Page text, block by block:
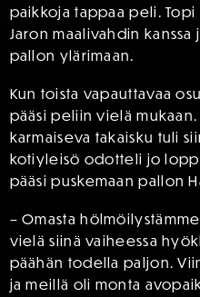
paikkoja tappaa peli.
Jaron maalivahdin
pallon ylärimaan.
Kun toista vapauttavaa
pääsi peliin vielä
karmaiseva takaisku tuli
kotiyleisö odotteli jo
pääsi puskemaan pallon
– Omasta
vielä siinä vaiheessa
päähän todella paljon.
ja meillä oli monta